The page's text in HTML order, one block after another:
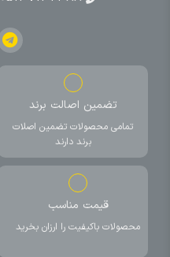
تضمین اصالت برند
تمامی محصولات تضمین اصلات
برند دارند
قیمت مناسب
محصولات باکیفیت را ارزان بخرید